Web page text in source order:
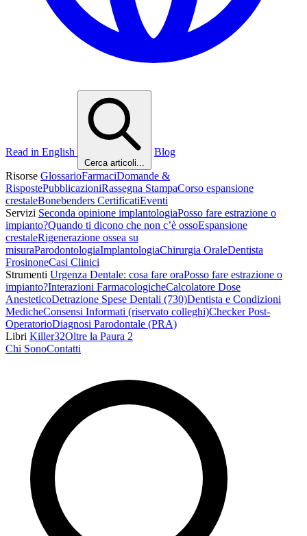
Read in English
Cerca articoli...
Blog
Risorse GlossarioFarmaciDomande &
RispostePubblicazioniRassegna StampaCorso espansione
crestaleBonebenders CertificatiEventi
Servizi Seconda opinione implantologiaPosso fare estrazione o
impianto?Quando ti dicono che non c’è ossoEspansione
crestaleRigenerazione ossea su
misuraParodontologiaImplantologiaChirurgia OraleDentista
FrosinoneCasi Clinici
Strumenti Urgenza Dentale: cosa fare oraPosso fare estrazione o
impianto?Interazioni FarmacologicheCalcolatore Dose
AnesteticoDetrazione Spese Dentali (730)Dentista e Condizioni
MedicheConsensi Informati (riservato colleghi)Checker Post-
OperatorioDiagnosi Parodontale (PRA)
Libri Killer32Oltre la Paura 2
Chi SonoContatti